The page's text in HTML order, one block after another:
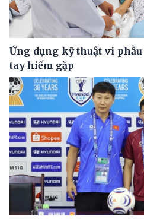
Ứng dụng kỹ thuật vi
tay hiếm gặp